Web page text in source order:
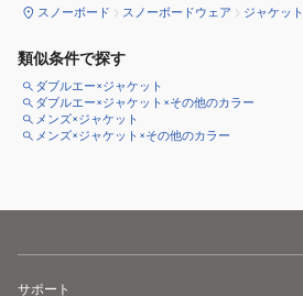
スノーボード スノーボードウェア ジャケット
類似条件で探す
ダブルエー×ジャケット
ダブルエー×ジャケット×その他のカラー
メンズ×ジャケット
メンズ×ジャケット×その他のカラー
サポート